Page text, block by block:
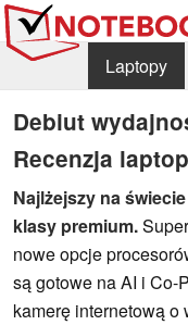
Laptopy
Biblioteka
Info
Debiut
Recenzja
Najlżejszy na
klasy premium.
nowe opcje
są gotowe na AI i Co-
kamerę internetową o